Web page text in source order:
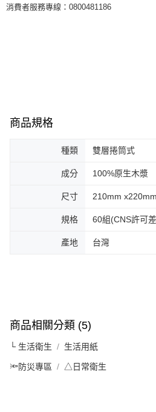
消費者服務專線：0800481186
商品規格
種類 雙層捲筒式
成分 100%原生木漿
尺寸 210mm
規格 60組(CNS許可
產地 台灣
商品相關分類 (5)
└ 生活衛生 生活用紙
🔦防災專區 △日常衛生